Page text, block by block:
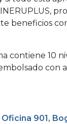
beneficios
contiene 10
Oficina 901,